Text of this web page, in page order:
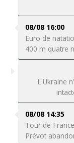
08/08 16:00
Euro de
400 m quatre
L'Ukraine
08/08 14:35
Tour de
Prévot